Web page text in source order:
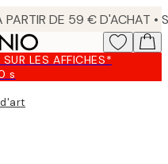
LES AFFICHES*
s